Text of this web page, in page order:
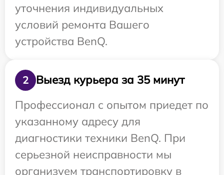
уточнения индивидуальных
условий ремонта Вашего
устройства BenQ.
2
Выезд курьера за 35 минут
Профессионал с опытом приедет по
указанному адресу для
диагностики техники BenQ. При
серьезной неисправности мы
организуем транспортировку в